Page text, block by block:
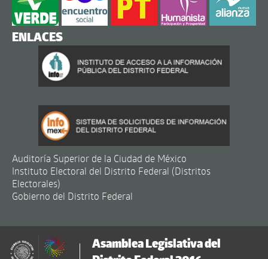
ENLACES
Auditoría Superior de la Ciudad de México
Instituto Electoral del Distrito Federal (Distritos
Electorales)
Gobierno del Distrito Federal
Asamblea Legislativa del